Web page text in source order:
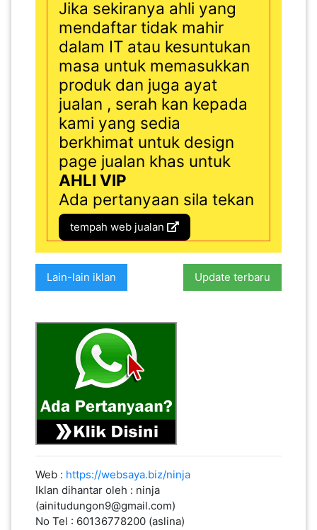
Jika sekiranya ahli yang
mendaftar tidak mahir
dalam IT atau kesuntukan
masa untuk memasukkan
produk dan juga ayat
jualan , serah kan kepada
kami yang sedia
berkhimat untuk design
page jualan khas untuk
AHLI VIP
Ada pertanyaan sila tekan
tempah web jualan
Lain-lain iklan Update terbaru
Web : https://websaya.biz/ninja
Iklan dihantar oleh : ninja
(ainitudungon9@gmail.com)
No Tel : 60136778200 (aslina)